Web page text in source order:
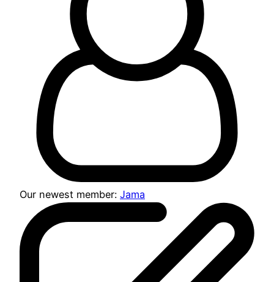
Our newest member: Jama